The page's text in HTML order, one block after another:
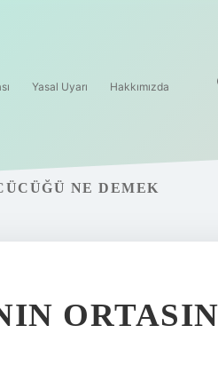
Yasal Uyarı Hakkımızda
NE DEMEK